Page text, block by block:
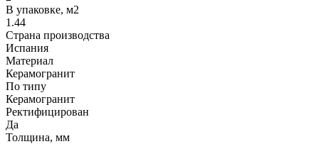
В упаковке, м2
1.44
Страна производства
Испания
Материал
Керамогранит
По типу
Керамогранит
Ректифицирован
Да
Толщина, мм